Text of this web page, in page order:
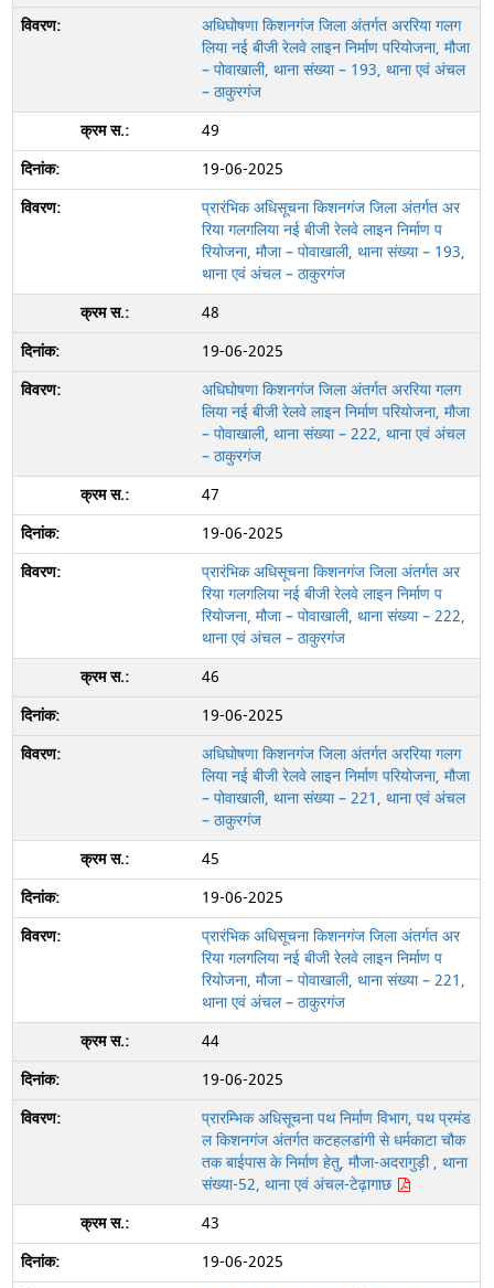
अधिघोषणा किशनगंज जिला अंतर्गत अररिया गलग
लिया नई बीजी रेलवे लाइन निर्माण परियोजना, मौजा
– पोवाखाली, थाना संख्या – 193, थाना एवं अंचल
– ठाकुरगंज
49
19-06-2025
प्रारंभिक अधिसूचना किशनगंज जिला अंतर्गत अर
रिया गलगलिया नई बीजी रेलवे लाइन निर्माण प
रियोजना, मौजा – पोवाखाली, थाना संख्या – 193,
थाना एवं अंचल – ठाकुरगंज
48
19-06-2025
अधिघोषणा किशनगंज जिला अंतर्गत अररिया गलग
लिया नई बीजी रेलवे लाइन निर्माण परियोजना, मौजा
– पोवाखाली, थाना संख्या – 222, थाना एवं अंचल
– ठाकुरगंज
47
19-06-2025
प्रारंभिक अधिसूचना किशनगंज जिला अंतर्गत अर
रिया गलगलिया नई बीजी रेलवे लाइन निर्माण प
रियोजना, मौजा – पोवाखाली, थाना संख्या – 222,
थाना एवं अंचल – ठाकुरगंज
46
19-06-2025
अधिघोषणा किशनगंज जिला अंतर्गत अररिया गलग
लिया नई बीजी रेलवे लाइन निर्माण परियोजना, मौजा
– पोवाखाली, थाना संख्या – 221, थाना एवं अंचल
– ठाकुरगंज
45
19-06-2025
प्रारंभिक अधिसूचना किशनगंज जिला अंतर्गत अर
रिया गलगलिया नई बीजी रेलवे लाइन निर्माण प
रियोजना, मौजा – पोवाखाली, थाना संख्या – 221,
थाना एवं अंचल – ठाकुरगंज
44
19-06-2025
प्रारम्भिक अधिसूचना पथ निर्माण विभाग, पथ प्रमंड
ल किशनगंज अंतर्गत कटहलडांगी से धर्मकाटा चौक
तक बाईपास के निर्माण हेतु, मौजा-अदरागुड़ी , थाना
संख्या-52, थाना एवं अंचल-टेढ़ागाछ
43
19-06-2025